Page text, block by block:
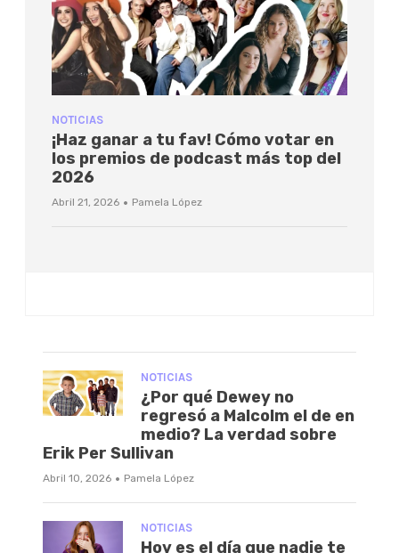
NOTICIAS
¡Haz ganar a tu fav! Cómo votar en
los premios de podcast más top del
2026
Abril 21, 2026 · Pamela López
NOTICIAS
¿Por qué Dewey no
regresó a Malcolm el de en
medio? La verdad sobre
Erik Per Sullivan
Abril 10, 2026 · Pamela López
NOTICIAS
Hoy es el día que nadie te